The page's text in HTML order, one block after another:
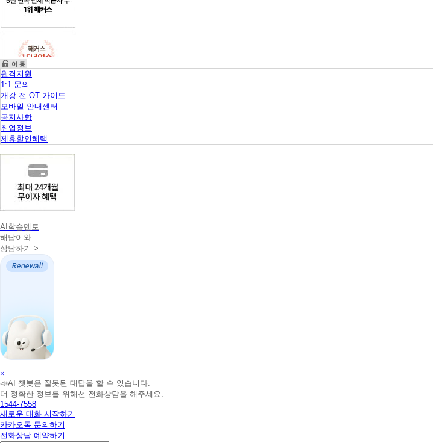
원격지원
1:1 문의
개강 전 OT 가이드
모바일 안내센터
공지사항
취업정보
제휴할인혜택
AI학습멘토
해답이와
상담하기 >
AI
학
습
멘
토
해
×
📣AI 챗봇은 잘못된 대답을 할 수 있습니다.
더 정확한 정보를 위해선 전화상담을 해주세요.
1544-7558
새로운 대화 시작하기
카카오톡 문의하기
전화상담 예약하기